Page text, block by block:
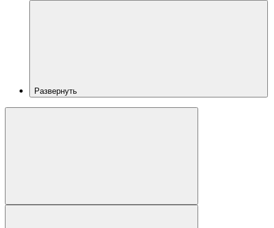
Развернуть